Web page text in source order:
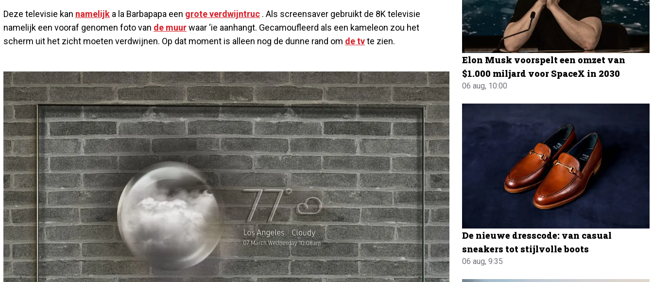
Deze televisie kan namelijk a la Barbapapa een grote verdwijntruc . Als screensaver gebruikt de 8K televisie
namelijk een vooraf genomen foto van de muurwaar ‘ie aanhangt. Gecamoufleerd als een kameleon zou het
scherm uit het zicht moeten verdwijnen. Op dat moment is alleen nog de dunne rand om de tvte zien.
Elon Musk voorspelt een omzet van
$1.000 miljard voor SpaceX in 2030
06 aug, 10:00
De nieuwe dresscode: van casual
sneakers tot stijlvolle boots
06 aug, 9:35